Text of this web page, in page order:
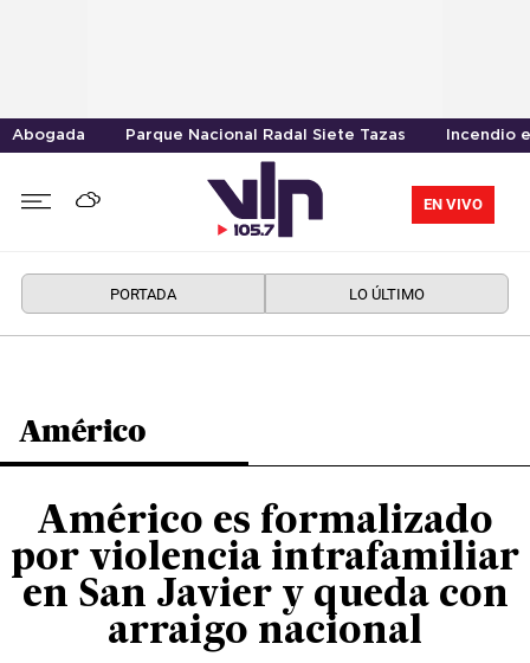
Abogada Parque Nacional Radal Siete Tazas Incendio
EN VIVO
PORTADA LO ÚLTIMO
Américo
Américo es formalizado
por violencia intrafamiliar
en San Javier y queda con
arraigo nacional